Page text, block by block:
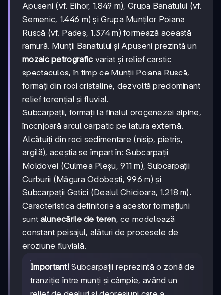
Apuseni (vf. Bihor, 1.849 m), Grupa Banatului (vf.
Semenic, 1.446 m) și Grupa Munților Poiana
Ruscă (vf. Padeș, 1.374 m) formează această
ramură. Munții Banatului și Apuseni prezintă un
mozaic petrografic variat și relief carstic
spectaculos, în timp ce Munții Poiana Ruscă,
formați din roci cristaline, dezvoltă predominant
relief torențial și fluvial.
Subcarpații, formați la finalul orogenezei alpine,
înconjoară arcul carpatic pe latura externă.
Alcătuiți din roci sedimentare (nisip, pietriș,
argilă), aceștia se împart în: Subcarpații
Moldovei (Culmea Pleșu, 911 m), Subcarpații
Curburii (Măgura Odobești, 996 m) și
Subcarpații Getici (Dealul Chicioara, 1.218 m).
Caracteristica definitorie a acestor formațiuni
sunt alunecările de teren, ce modelează
constant peisajul, alături de procesele de
eroziune fluvială.
Important! Subcarpații reprezintă o zonă de
tranziție între munți și câmpie, având un